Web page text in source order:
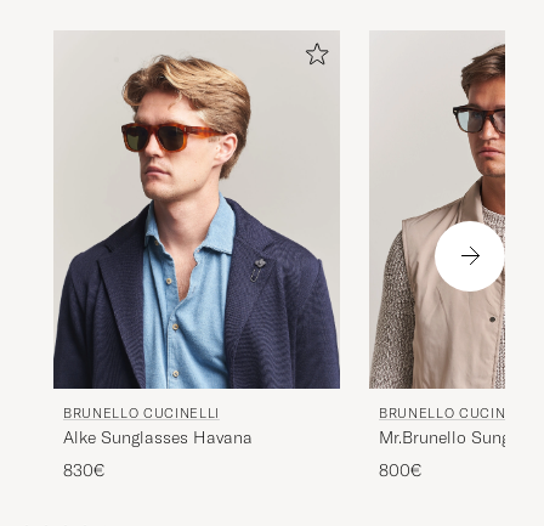
BRUNELLO CUCINELLI
Alke Sunglasses Havana
830€
BRUNELLO CUCINELLI
Mr.Brunello
800€